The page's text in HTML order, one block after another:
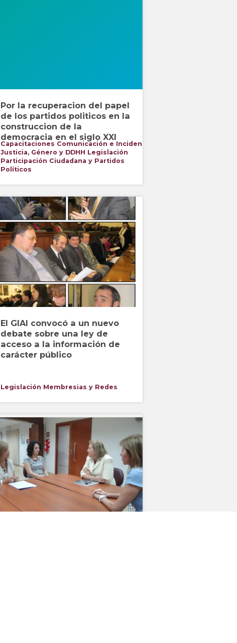
Por la recuperacion del papel
de los partidos politicos en la
construccion de la
democracia en el siglo XXI
Capacitaciones Comunicación e Incidencia
Justicia, Género y DDHH Legislación
Participación Ciudadana y Partidos
Políticos
El GIAI convocó a un nuevo
debate sobre una ley de
acceso a la información de
carácter público
Legislación Membresias y Redes